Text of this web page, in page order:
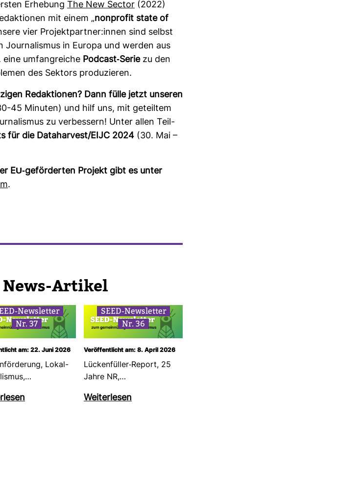
Erhe­bung The New Sector (2022)
mit einem „non­profit state of
vier Pro­jekt­partner:innen sind selbst
Jour­na­lismus in Europa und werden aus
eine umfang­reiche Pod­cast-​Seriezu den
des Sek­tors pro­du­zieren.
Redak­tionen? Dann fülle jetzt unseren
45 Minuten) und hilf uns, mit geteiltem
zu ver­bes­sern! Unter allen Teil­
für die Data­har­vest/EIJC 2024 (30. Mai –
EU-​geför­derten Pro­jekt gibt es unter
.
​Artikel
​News­letter
Nr. 37
am: 22. Juni 2026
Lokal­
SEED-​News­letter
Nr. 36
Veröffentlicht am: 8. April 2026
Lücken­füller-​Report, 25
Jahre NR,…
Wei­ter­lesen